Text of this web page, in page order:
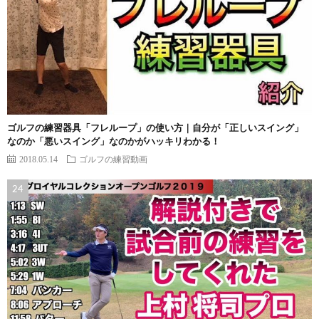
ゴルフの練習器具「フレループ」の使い方｜自分が「正しいスイング」
なのか「悪いスイング」なのかがハッキリわかる！
2018.05.14 ゴルフの練習動画